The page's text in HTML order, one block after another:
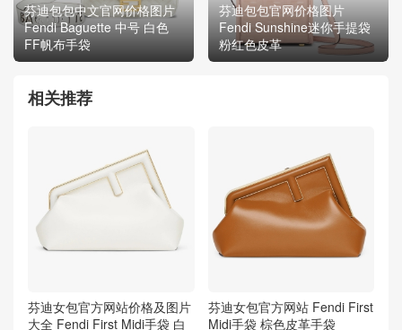
芬迪包包中文官网价格图片
Fendi Baguette 中号 白色
FF帆布手袋
芬迪包包官网价格图片
Fendi Sunshine迷你手提袋
粉红色皮革
相关推荐
芬迪女包官方网站价格及图片
大全 Fendi First Midi手袋 白
芬迪女包官方网站 Fendi First
Midi手袋 棕色皮革手袋